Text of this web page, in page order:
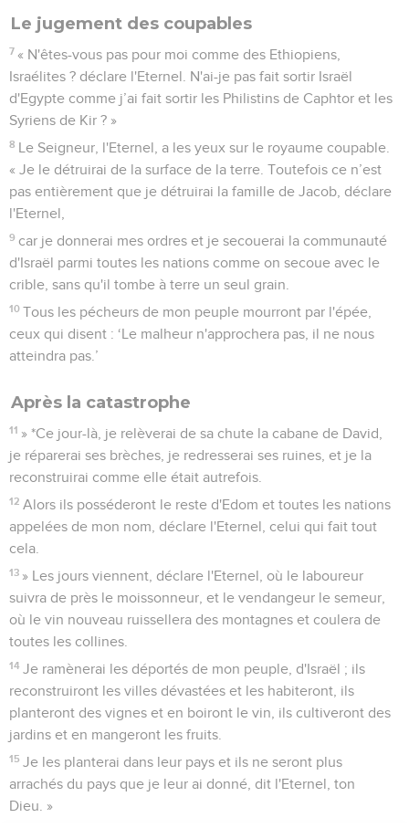
Le jugement des coupables
7 « N'êtes-vous pas pour moi comme des Ethiopiens,
Israélites ? déclare l'Eternel. N'ai-je pas fait sortir Israël
d'Egypte comme j’ai fait sortir les Philistins de Caphtor et les
Syriens de Kir ? »
8 Le Seigneur, l'Eternel, a les yeux sur le royaume coupable.
« Je le détruirai de la surface de la terre. Toutefois ce n’est
pas entièrement que je détruirai la famille de Jacob, déclare
l'Eternel,
9 car je donnerai mes ordres et je secouerai la communauté
d'Israël parmi toutes les nations comme on secoue avec le
crible, sans qu'il tombe à terre un seul grain.
10 Tous les pécheurs de mon peuple mourront par l'épée,
ceux qui disent : ‘Le malheur n'approchera pas, il ne nous
atteindra pas.’
Après la catastrophe
11 » *Ce jour-là, je relèverai de sa chute la cabane de David,
je réparerai ses brèches, je redresserai ses ruines, et je la
reconstruirai comme elle était autrefois.
12 Alors ils posséderont le reste d'Edom et toutes les nations
appelées de mon nom, déclare l'Eternel, celui qui fait tout
cela.
13 » Les jours viennent, déclare l'Eternel, où le laboureur
suivra de près le moissonneur, et le vendangeur le semeur,
où le vin nouveau ruissellera des montagnes et coulera de
toutes les collines.
14 Je ramènerai les déportés de mon peuple, d'Israël ; ils
reconstruiront les villes dévastées et les habiteront, ils
planteront des vignes et en boiront le vin, ils cultiveront des
jardins et en mangeront les fruits.
15 Je les planterai dans leur pays et ils ne seront plus
arrachés du pays que je leur ai donné, dit l'Eternel, ton
Dieu. »